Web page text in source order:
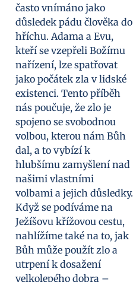
často vnímáno jako
důsledek pádu člověka do
hříchu. Adama a Evu,
kteří se vzepřeli Božímu
nařízení, lze spatřovat
jako počátek zla v lidské
existenci. Tento příběh
nás poučuje, že zlo je
spojeno se svobodnou
volbou, kterou nám Bůh
dal, a to vybízí k
hlubšímu zamyšlení nad
našimi vlastními
volbami a jejich důsledky.
Když se podíváme na
Ježíšovu křížovou cestu,
nahlížíme také na to, jak
Bůh může použít zlo a
utrpení k dosažení
velkolepého dobra –